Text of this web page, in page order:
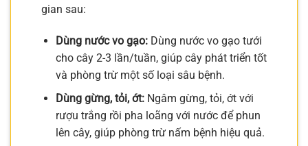
gian sau:
Dùng nước vo gạo:Dùng nước vo gạo tưới
cho cây 2-3 lần/tuần, giúp cây phát triển tốt
và phòng trừ một số loại sâu bệnh.
Dùng gừng, tỏi, ớt:Ngâm gừng, tỏi, ớt với
rượu trắng rồi pha loãng với nước để phun
lên cây, giúp phòng trừ nấm bệnh hiệu quả.